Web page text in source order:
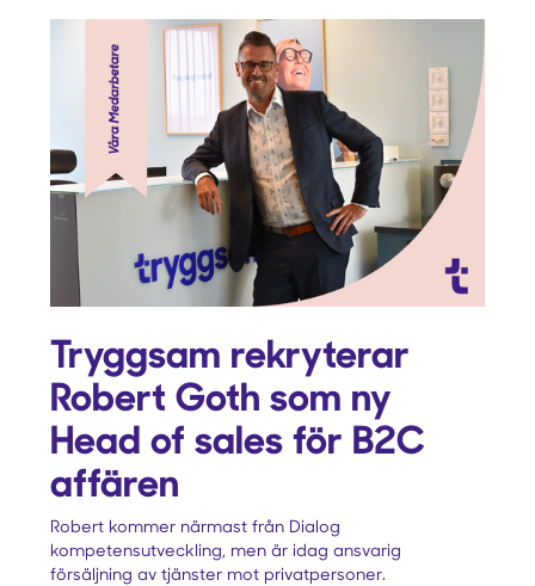
Tryggsam rekryterar
Robert Goth som ny
Head of sales för B2C
affären
Robert kommer närmast från Dialog
kompetensutveckling, men är idag ansvarig
försäljning av tjänster mot privatpersoner.